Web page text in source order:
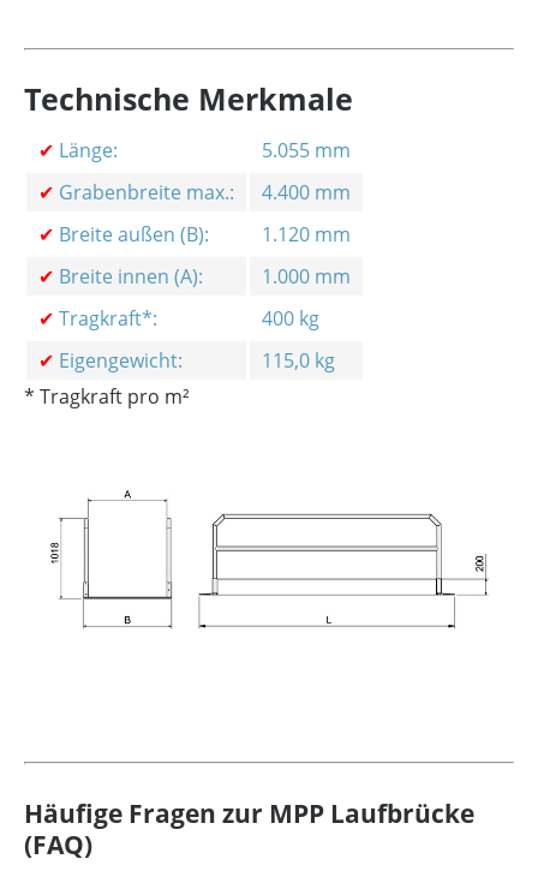
Technische Merkmale
✔ Länge:
5.055 mm
✔ Grabenbreite max.:
4.400 mm
✔ Breite außen (B):
1.120 mm
✔ Breite innen (A):
1.000 mm
✔ Tragkraft*:
400 kg
✔ Eigengewicht:
115,0 kg
* Tragkraft pro m²
Häufige Fragen zur MPP Laufbrücke
(FAQ)